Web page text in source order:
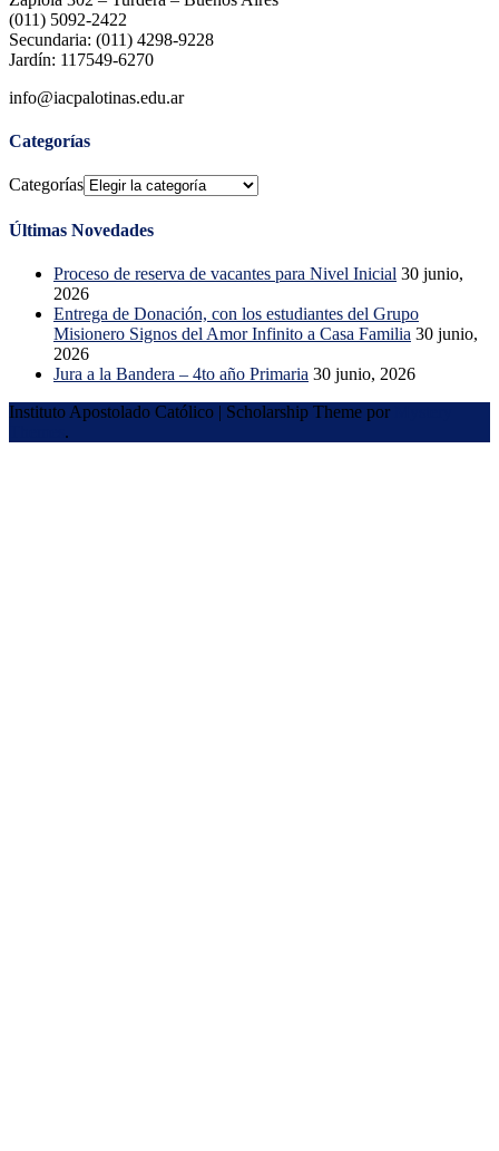
(011) 5092-2422
Secundaria: (011) 4298-9228
Jardín: 117549-6270
info@iacpalotinas.edu.ar
Categorías
Categorías
Últimas Novedades
Proceso de reserva de vacantes para Nivel Inicial 30 junio,
2026
Entrega de Donación, con los estudiantes del Grupo
Misionero Signos del Amor Infinito a Casa Familia 30 junio,
2026
Jura a la Bandera – 4to año Primaria 30 junio, 2026
Instituto Apostolado Católico | Scholarship Theme por
.